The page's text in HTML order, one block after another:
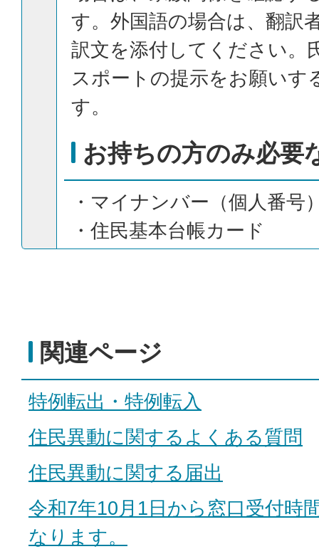
す。外国語の場合は、翻訳
訳文を添付してください。
スポートの提示をお願いす
す。
お持ちの方のみ必要
・マイナンバー（個人番号
・住民基本台帳カード
関連ページ
特例転出・特例転入
住民異動に関するよくある質問
住民異動に関する届出
令和7年10月1日から窓口受付時
なります。